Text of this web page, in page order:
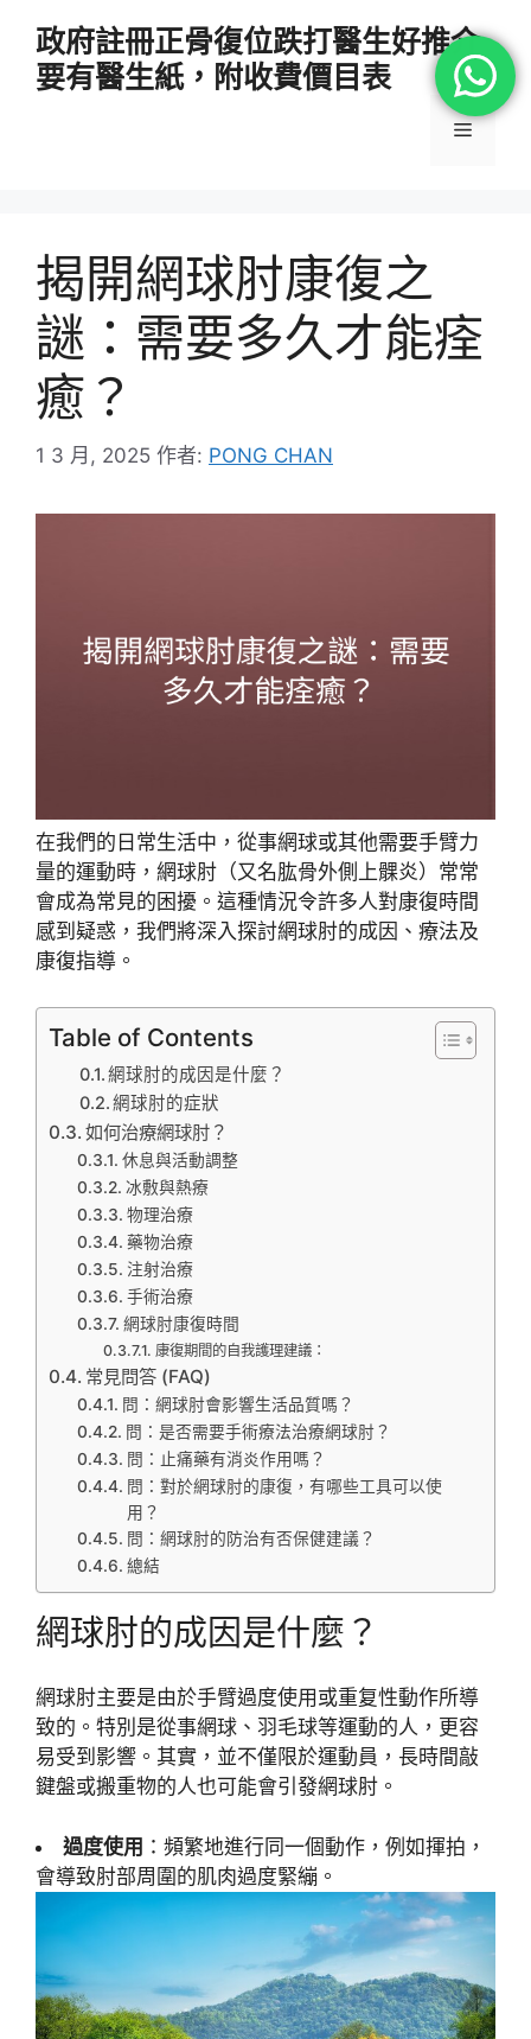
政府註冊正骨復位跌打醫生好推介
要有醫生紙，附收費價目表
選
揭開網球肘康復之
謎：需要多久才能痊
癒？
1 3 月, 2025 作者: PONG CHAN
在我們的日常生活中，從事網球或其他需要手臂力
量的運動時，網球肘（又名肱骨外側上髁炎）常常
會成為常見的困擾。這種情況令許多人對康復時間
感到疑惑，我們將深入探討網球肘的成因、療法及
康復指導。
Table of Contents
網球肘的成因是什麼？
網球肘的症狀
如何治療網球肘？
休息與活動調整
冰敷與熱療
物理治療
藥物治療
注射治療
手術治療
網球肘康復時間
康復期間的自我護理建議：
常見問答 (FAQ)
問：網球肘會影響生活品質嗎？
問：是否需要手術療法治療網球肘？
問：止痛藥有消炎作用嗎？
問：對於網球肘的康復，有哪些工具可以使
用？
問：網球肘的防治有否保健建議？
總結
網球肘的成因是什麼？
網球肘主要是由於手臂過度使用或重复性動作所導
致的。特別是從事網球、羽毛球等運動的人，更容
易受到影響。其實，並不僅限於運動員，長時間敲
鍵盤或搬重物的人也可能會引發網球肘。
過度使用 ：頻繁地進行同一個動作，例如揮拍，
會導致肘部周圍的肌肉過度緊繃。